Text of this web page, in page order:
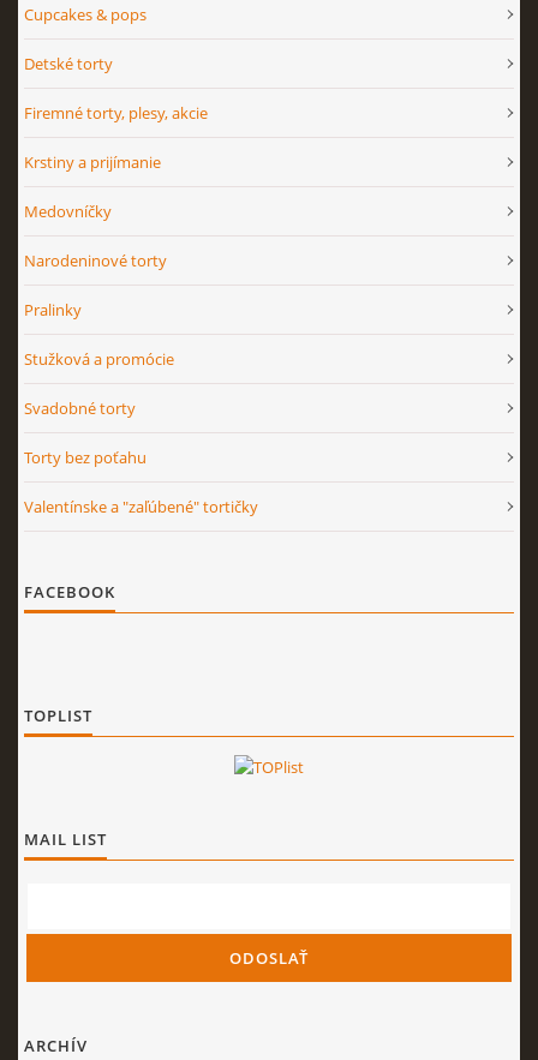
Cupcakes & pops
Detské torty
Firemné torty, plesy, akcie
Krstiny a prijímanie
Medovníčky
Narodeninové torty
Pralinky
Stužková a promócie
Svadobné torty
Torty bez poťahu
Valentínske a "zaľúbené" tortičky
FACEBOOK
TOPLIST
MAIL LIST
ARCHÍV